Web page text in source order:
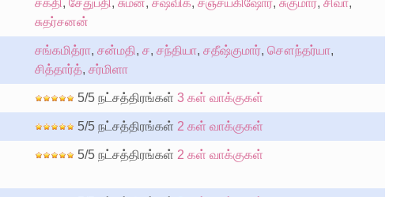
சக்தி, சேதுபதி, சுமன், சஷ்விக், சஞ்சய்கிஷோர், சுகுமார், சிவா,
சுதர்சனன்
சங்கமித்ரா, சன்மதி, ச, சந்தியா, சதீஷ்குமார், சௌந்தர்யா,
சித்தார்த், சர்மிளா
5/5 நட்சத்திரங்கள் 3 கள் வாக்குகள்
5/5 நட்சத்திரங்கள் 2 கள் வாக்குகள்
5/5 நட்சத்திரங்கள் 2 கள் வாக்குகள்